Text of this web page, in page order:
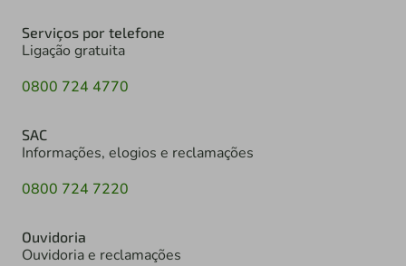
Serviços por telefone
Ligação gratuita
0800 724 4770
SAC
Informações, elogios e reclamações
0800 724 7220
Ouvidoria
Ouvidoria e reclamações